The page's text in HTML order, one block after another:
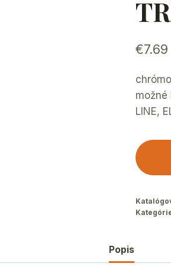
€7.69
možné
LINE,
Popis